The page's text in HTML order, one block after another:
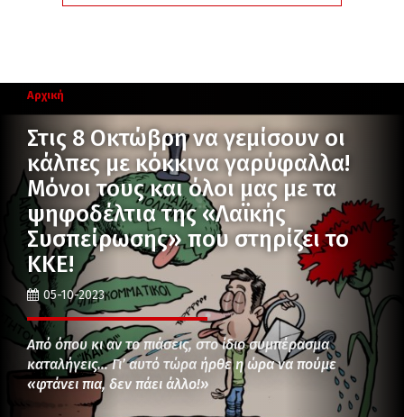
Αρχική
Στις 8 Οκτώβρη να γεμίσουν οι
κάλπες με κόκκινα γαρύφαλλα!
Μόνοι τους και όλοι μας με τα
ψηφοδέλτια της «Λαϊκής
Συσπείρωσης» που στηρίζει το
ΚΚΕ!
05-10-2023
Από όπου κι αν το πιάσεις, στο ίδιο συμπέρασμα
καταλήγεις… Γι’ αυτό τώρα ήρθε η ώρα να πούμε
«φτάνει πια, δεν πάει άλλο!»